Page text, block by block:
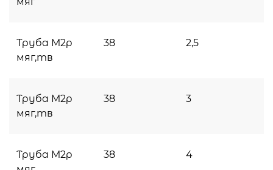
Труба М2р
мяг,тв
38 2,5
Труба М2р
мяг,тв
38 3
Труба М2р
38 4